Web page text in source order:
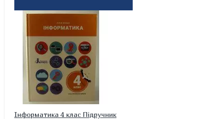
Інформатика 4 клас Підручник